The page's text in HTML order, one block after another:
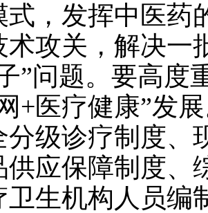
式，发挥中医药
术攻关，解决一
”问题。要高度
+医疗健康”发
分级诊疗制度、
供应保障制度、
卫生机构人员编